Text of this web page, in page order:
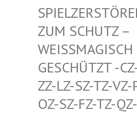
IELZERSTÖRER
M SCHUTZ – WE
ISSMAGISCH GES
CHÜTZT -CZ-
LZ-SZ-TZ-VZ-PZ-
SZ-FZ-TZ-QZ-